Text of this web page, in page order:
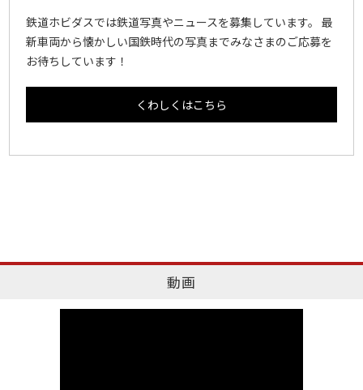
鉄道ホビダスでは鉄道写真やニュースを募集しています。 最
新車両から懐かしい国鉄時代の写真までみなさまのご応募を
お待ちしています！
くわしくはこちら
動画